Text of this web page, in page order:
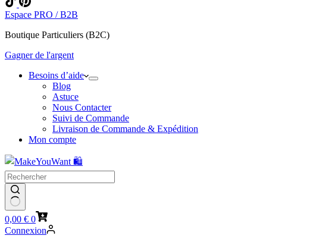
Espace PRO / B2B
Boutique Particuliers (B2C)
Gagner de l'argent
Besoins d’aide
Blog
Astuce
Nous Contacter
Suivi de Commande
Livraison de Commande & Expédition
Mon compte
Panier
d’achat
0,00 € 0
Connexion